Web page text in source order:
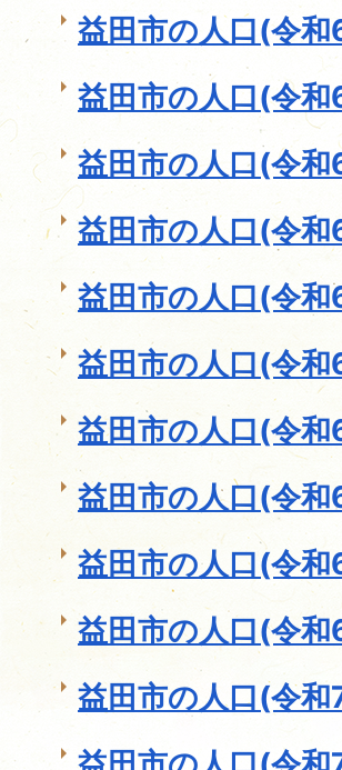
益田市の人口(令
益田市の人口(令
益田市の人口(令
益田市の人口(令
益田市の人口(令
益田市の人口(令
益田市の人口(令
益田市の人口(令
益田市の人口(令和
益田市の人口(令
益田市の人口(令和